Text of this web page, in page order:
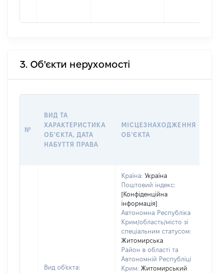
3. Об'єкти нерухомості
№
ВИД ТА
ХАРАКТЕРИСТИКА
ОБʼЄКТА, ДАТА
НАБУТТЯ ПРАВА
МІСЦЕЗНАХОДЖЕННЯ
ОБʼЄКТА
Вид об'єкта:
Країна: Україна
Поштовий індекс:
[Конфіденційна
інформація]
Автономна Республіка
Крим/область/місто зі
спеціальним статусом:
Житомирська
Район в області та
Автономній Республіці
Крим: Житомирський